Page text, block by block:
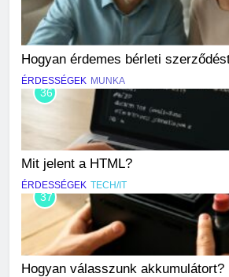
Hogyan érdemes bérleti
ÉRDESSÉGEK MUNKA
36
Mit jelent a HTML?
ÉRDESSÉGEK TECH/IT
37
Hogyan válasszunk akkumulátort?